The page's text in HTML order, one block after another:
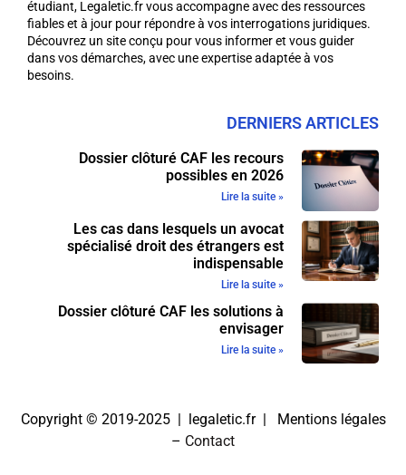
étudiant, Legaletic.fr vous accompagne avec des ressources
fiables et à jour pour répondre à vos interrogations juridiques.
Découvrez un site conçu pour vous informer et vous guider
dans vos démarches, avec une expertise adaptée à vos
besoins.
DERNIERS ARTICLES
Dossier clôturé CAF les recours
possibles en 2026
Lire la suite »
Les cas dans lesquels un avocat
spécialisé droit des étrangers est
indispensable
Lire la suite »
Dossier clôturé CAF les solutions à
envisager
Lire la suite »
Copyright © 2019-2025 | legaletic.fr |
Mentions légales
– Contact